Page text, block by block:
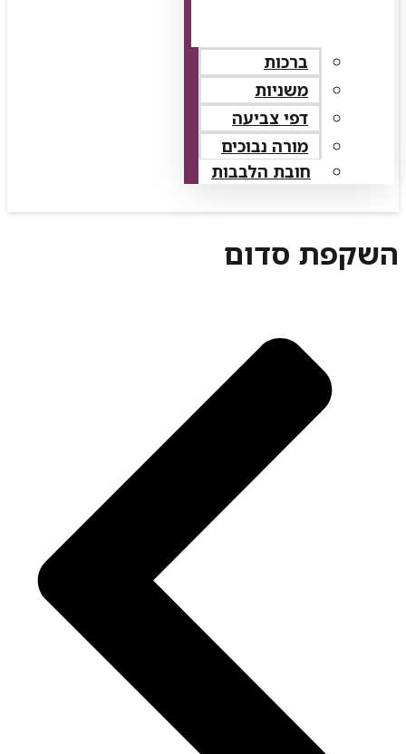
ברכות
משניות
דפי צביעה
מורה נבוכים
חובת הלבבות
השקפת סדום